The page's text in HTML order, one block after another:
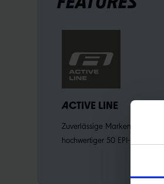
ACTIVE LINE
Zuverlässige Markenqualität mit
hochwertiger 50 EPI-Karkasse.